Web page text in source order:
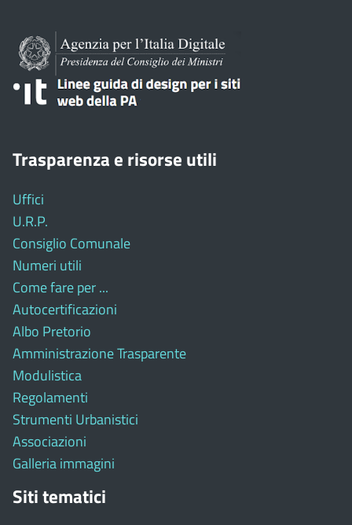
Trasparenza e risorse utili
Uffici
U.R.P.
Consiglio Comunale
Numeri utili
Come fare per ...
Autocertificazioni
Albo Pretorio
Amministrazione Trasparente
Modulistica
Regolamenti
Strumenti Urbanistici
Associazioni
Galleria immagini
Siti tematici